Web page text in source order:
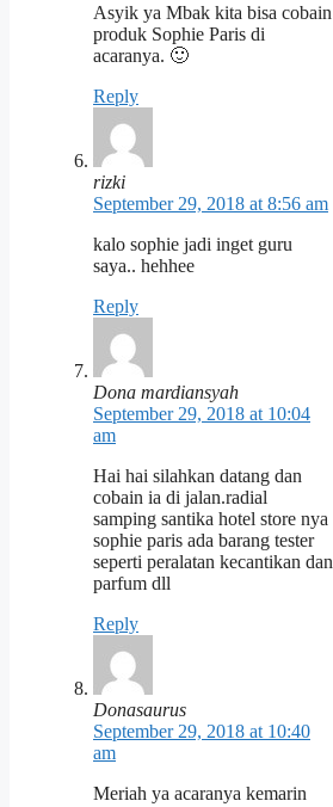
Asyik ya Mbak kita bisa cobain
produk Sophie Paris di
acaranya. 🙂
Reply
rizki
September 29, 2018 at 8:56 am
kalo sophie jadi inget guru
saya.. hehhee
Reply
Dona mardiansyah
September 29, 2018 at 10:04
am
Hai hai silahkan datang dan
cobain ia di jalan.radial
samping santika hotel store nya
sophie paris ada barang tester
seperti peralatan kecantikan dan
parfum dll
Reply
Donasaurus
September 29, 2018 at 10:40
am
Meriah ya acaranya kemarin